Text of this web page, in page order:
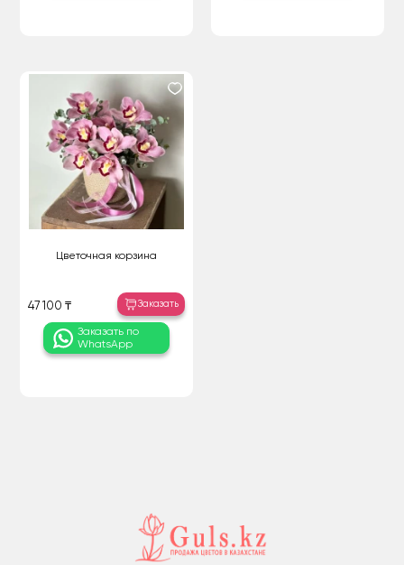
Цветочная корзина
47 100 ₸ Заказать
Заказать по
WhatsApp